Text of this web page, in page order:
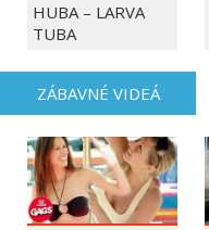
HUBA – LARVA
TUBA
ZÁBAVNÉ VIDEÁ